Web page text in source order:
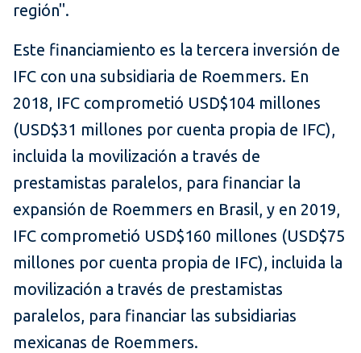
región".
Este financiamiento es la tercera inversión de
IFC con una subsidiaria de Roemmers. En
2018, IFC comprometió USD$104 millones
(USD$31 millones por cuenta propia de IFC),
incluida la movilización a través de
prestamistas paralelos, para financiar la
expansión de Roemmers en Brasil, y en 2019,
IFC comprometió USD$160 millones (USD$75
millones por cuenta propia de IFC), incluida la
movilización a través de prestamistas
paralelos, para financiar las subsidiarias
mexicanas de Roemmers.